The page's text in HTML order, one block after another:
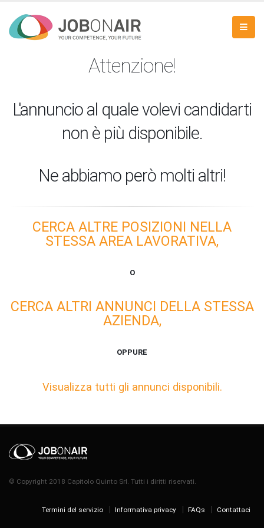
Attenzione!
L'annuncio al quale volevi candidarti
non è più disponibile.
Ne abbiamo però molti altri!
CERCA ALTRE POSIZIONI NELLA
STESSA AREA LAVORATIVA,
O
CERCA ALTRI ANNUNCI DELLA STESSA
AZIENDA,
OPPURE
Visualizza tutti gli annunci disponibili.
© Copyright 2018 Capitolo Quinto Srl. Tutti i diritti riservati.
Termini del servizio Informativa privacy FAQs Contattaci